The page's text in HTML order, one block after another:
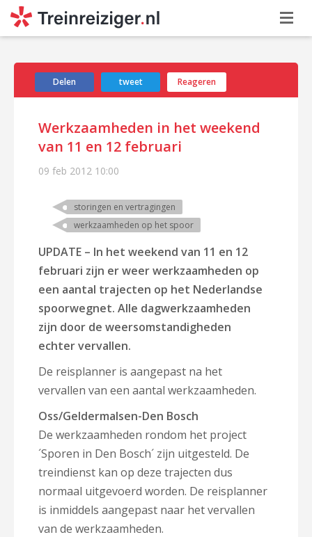
Delen tweet Reageren
Werkzaamheden in het weekend
van 11 en 12 februari
09 feb 2012 10:00
storingen en vertragingen
werkzaamheden op het spoor
UPDATE – In het weekend van 11 en 12
februari zijn er weer werkzaamheden op
een aantal trajecten op het Nederlandse
spoorwegnet. Alle dagwerkzaamheden
zijn door de weersomstandigheden
echter vervallen.
De reisplanner is aangepast na het
vervallen van een aantal werkzaamheden.
Oss/Geldermalsen-Den Bosch
De werkzaamheden rondom het project
´Sporen in Den Bosch´ zijn uitgesteld. De
treindienst kan op deze trajecten dus
normaal uitgevoerd worden. De reisplanner
is inmiddels aangepast naar het vervallen
van de werkzaamheden.